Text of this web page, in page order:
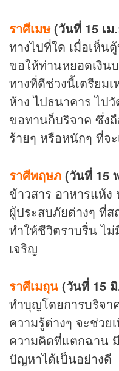
ราศีเมษ(วันที่ 15 เม
ทางไปที่ใด เมื่อเห็น
ขอให้ท่านหยอดเงิ
ทางที่ดีช่วงนี้เตรียมเ
ห้าง ไปธนาคาร ไป
ขอทานก็บริจาค ซึ่งถื
ร้ายๆ หรือหนักๆ ที่จ
ราศีพฤษภ (วันที่ 15
ข้าวสาร อาหารแห้ง
ผู้ประสบภัยต่างๆ ที่ส
ทำให้ชีวิตราบรื่น ไ
เจริญ
ราศีเมถุน (วันที่ 15
ทำบุญโดยการบริจา
ความรู้ต่างๆ จะช่วย
ความคิดที่แตกฉาน
ปัญหาได้เป็นอย่างดี